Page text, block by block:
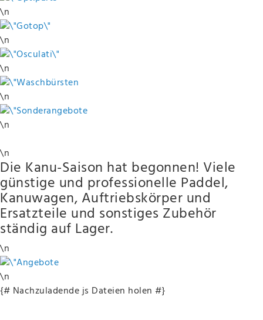
\n
\n
\n
\n
\n
\n
Die Kanu-Saison hat begonnen! Viele
günstige und professionelle Paddel,
Kanuwagen, Auftriebskörper und
Ersatzteile und sonstiges Zubehör
ständig auf Lager.
\n
\n
{# Nachzuladende js Dateien holen #}